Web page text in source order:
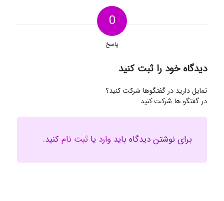
0
پاسخ
دیدگاه خود را ثبت کنید
تمایل دارید در گفتگوها شرکت کنید؟
در گفتگو ها شرکت کنید.
برای نوشتن دیدگاه باید وارد یا ثبت نامکنید.